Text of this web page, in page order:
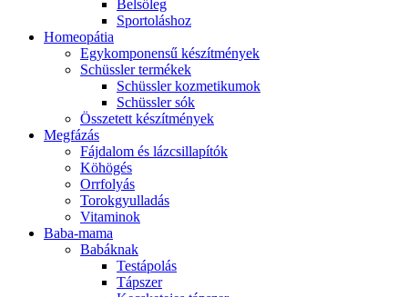
Belsőleg
Sportoláshoz
Homeopátia
Egykomponensű készítmények
Schüssler termékek
Schüssler kozmetikumok
Schüssler sók
Összetett készítmények
Megfázás
Fájdalom és lázcsillapítók
Köhögés
Orrfolyás
Torokgyulladás
Vitaminok
Baba-mama
Babáknak
Testápolás
Tápszer